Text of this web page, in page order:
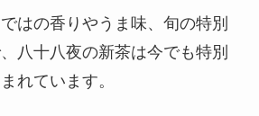
はの香りやうま味、旬の特別
八十八夜の新茶は今でも特別
れています。